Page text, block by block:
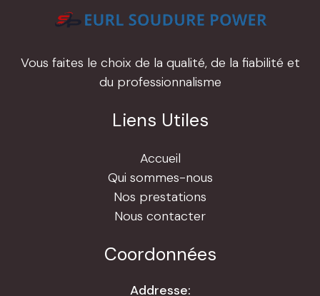
Vous faites le choix de la qualité, de la fiabilité et
du professionnalisme
Liens Utiles
Accueil
Qui sommes-nous
Nos prestations
Nous contacter
Coordonnées
Addresse: